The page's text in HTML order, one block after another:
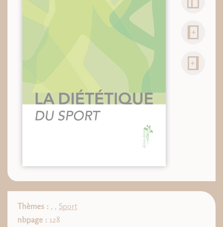
Thèmes : , , Sport
nbpage : 128